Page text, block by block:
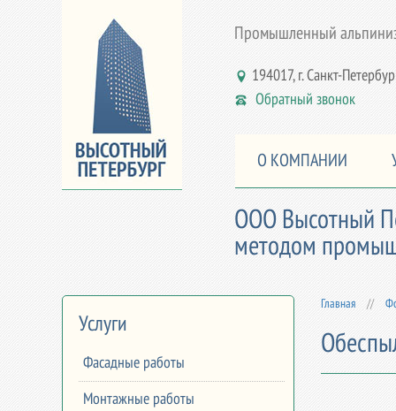
Промышленный
194017, г. Санкт-
Обратный звонок
О КОМПАНИИ
ООО Высотный
методом
Услуги
Фасадные работы
Монтажные работы
Главная //